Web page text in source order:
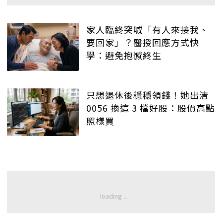
家人臨終突喊「有人來接我、
要回家」？醫授回應方式快
學：避免抱憾終生
只想退休後穩穩領錢！她出清
0056 換這 3 檔好股：股價高點
照樣買